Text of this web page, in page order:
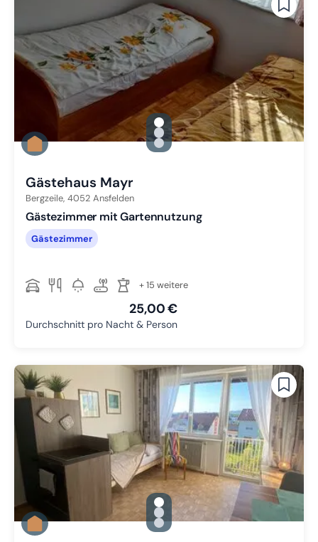
gallery.slide_selector
Zu Slide 1 wechseln
Zu Slide 2 wechseln
Zu Slide 3 wechseln
Gästehaus Mayr
Bergzeile, 4052 Ansfelden
Gästezimmer mit Gartennutzung
Gästezimmer
+ 15 weitere
25,00 €
Durchschnitt pro Nacht & Person
gallery.slide_selector
Zu Slide 1 wechseln
Zu Slide 2 wechseln
Zu Slide 3 wechseln